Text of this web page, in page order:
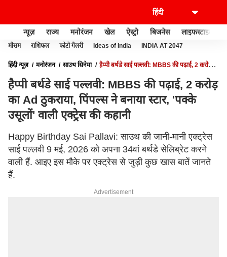
न्यूज़ राज्य मनोरंजन खेल ऐस्ट्रो बिजनेस लाइफस्टाइल
मौसम राशिफल फोटो गैलरी Ideas of India INDIA AT 2047
हिंदी न्यूज़ मनोरंजन साउथ सिनेमा
हैप्पी बर्थडे साई पल्लवी: MBBS की पढ़ाई, 2 करोड़
हैप्पी बर्थडे साई पल्लवी: MBBS की पढ़ाई, 2 करोड़
का Ad ठुकराया, पिंपल्स ने बनाया स्टार, 'पक्के
उसूलों' वाली एक्ट्रेस की कहानी
Happy Birthday Sai Pallavi: साउथ की जानी-मानी एक्ट्रेस
साई पल्लवी 9 मई, 2026 को अपना 34वां बर्थडे सेलिब्रेट करने
वाली हैं. आइए इस मौके पर एक्ट्रेस से जुड़ी कुछ खास बातें जानते
हैं.
Advertisement